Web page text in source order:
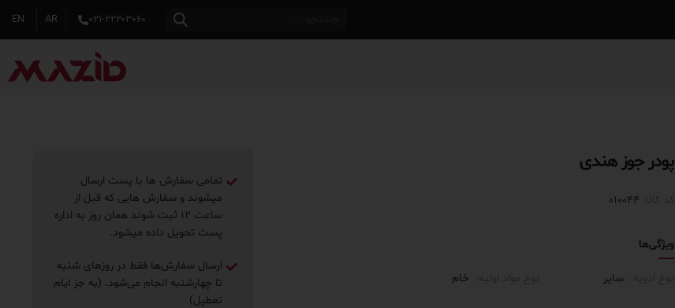
۰۲۱-۲۲۲۰۳۰۶۰ AR
EN
پودر جوز هندی
010044
ویژگی‌ها
سایر خام
تمامی سفارش ها با پست ارسال
میشوند و سفارش هایی که قبل از
ساعت ۱۲ ثبت شوند همان روز به اداره
پست تحویل داده میشود.
ارسال سفارش‌ها فقط در روزهای شنبه
تا چهارشنبه انجام می‌شود. (به جز ایام
تعطیل)